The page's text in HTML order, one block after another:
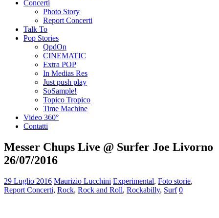
Concerti
Photo Story
Report Concerti
Talk To
Pop Stories
QpdOn
CINEMATIC
Extra POP
In Medias Res
Just push play
SoSample!
Topico Tropico
Time Machine
Video 360°
Contatti
Messer Chups Live @ Surfer Joe Livorno
26/07/2016
29 Luglio 2016 Maurizio Lucchini Experimental, Foto storie,
Report Concerti, Rock, Rock and Roll, Rockabilly, Surf 0